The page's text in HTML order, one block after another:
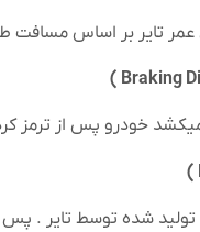
تایر بر اساس مسافت
خودرو پس از ترمز
شده توسط تایر . پس